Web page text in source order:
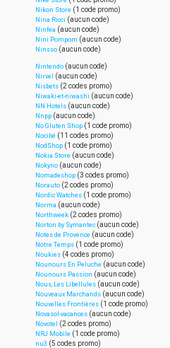
Nikon Store (1 code promo)
Nina Ricci (aucun code)
Ninfea (aucun code)
Nini Pompom (aucun code)
Ninsso (aucun code)
Nintendo (aucun code)
Nirvel (aucun code)
Nisbets (2 codes promo)
Niwaki-et-niwashi (aucun code)
NN Hotels (aucun code)
Nnpp (aucun code)
No Gluten Shop (1 code promo)
Nocibé (11 codes promo)
NodShop (1 code promo)
Nokia Store (aucun code)
Nokyno (aucun code)
Nomadeshop (3 codes promo)
Norauto (2 codes promo)
Nordic Watches (1 code promo)
Norma (aucun code)
Northweek (2 codes promo)
Norton by Symantec (aucun code)
Notes de Provence (aucun code)
Notre Temps (1 code promo)
Noukies (4 codes promo)
Nounours En Peluche (aucun code)
Nounours Passion (aucun code)
Nous, Les Libellules (aucun code)
Nouveaux Marchands (aucun code)
Nouvelles Frontières (1 code promo)
Novasol-vacances (aucun code)
Novotel (2 codes promo)
NRJ Mobile (1 code promo)
nu3 (5 codes promo)